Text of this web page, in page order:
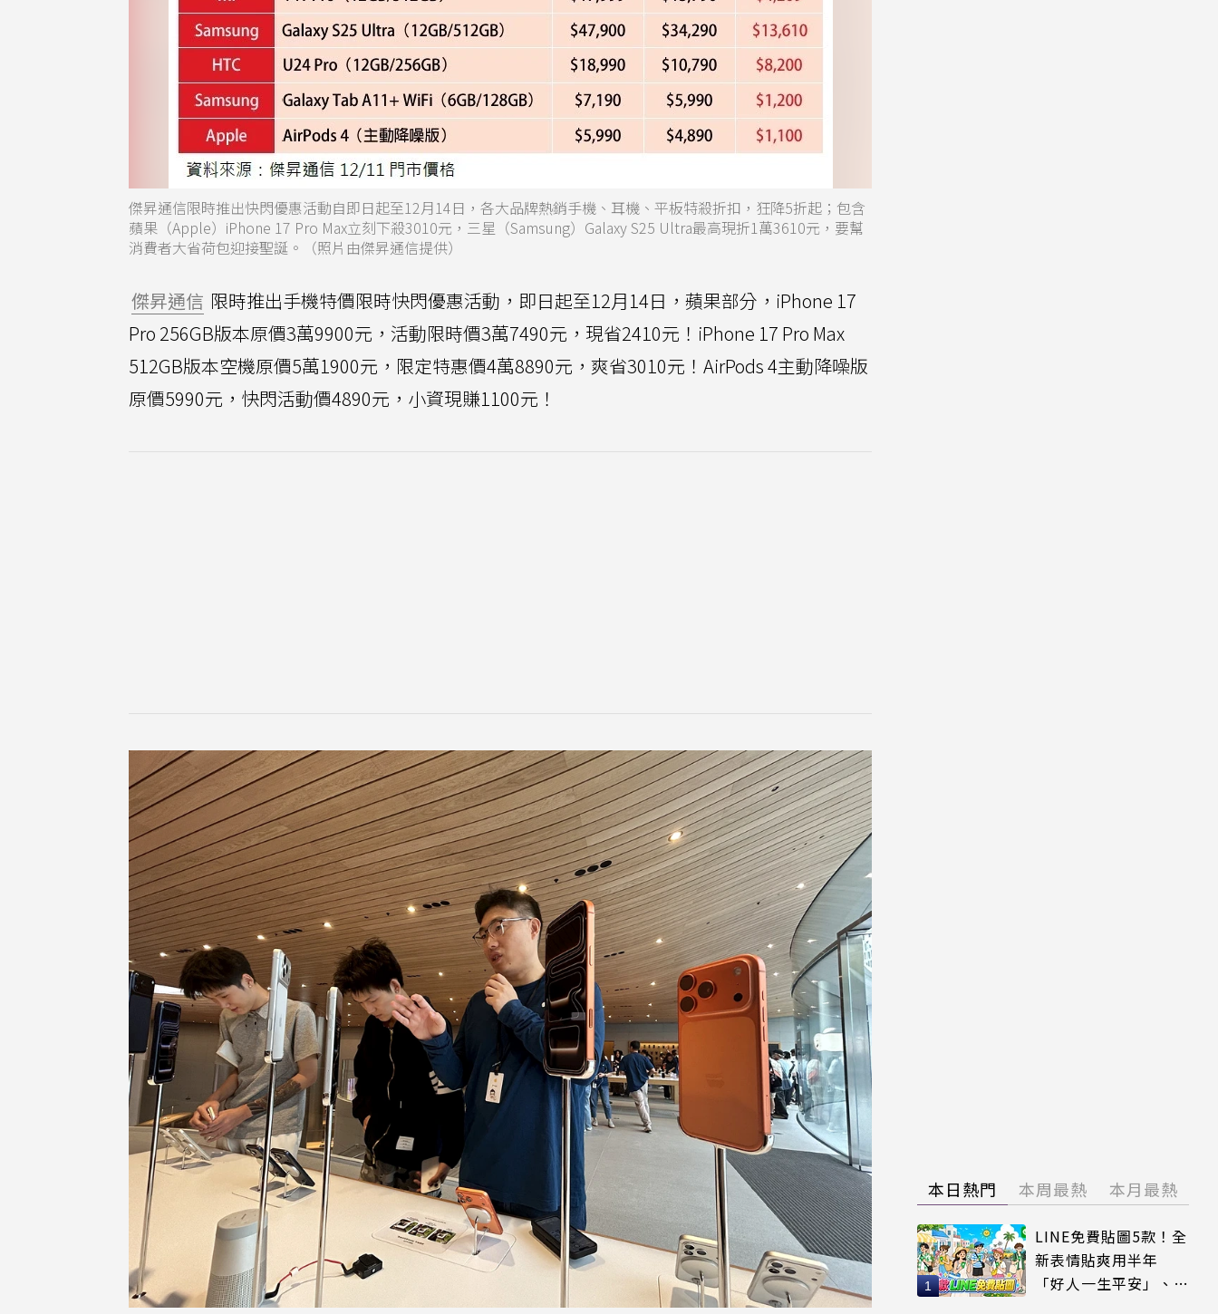
傑昇通信限時推出快閃優惠活動自即日起至12月14日，各大品牌熱銷手機、耳機、平板特殺折扣，狂降5折起；包含
蘋果（Apple）iPhone 17 Pro Max立刻下殺3010元，三星（Samsung）Galaxy S25 Ultra最高現折1萬3610元，要幫
消費者大省荷包迎接聖誕。（照片由傑昇通信提供）
傑昇通信 限時推出手機特價限時快閃優惠活動，即日起至12月14日，蘋果部分，iPhone 17
Pro 256GB版本原價3萬9900元，活動限時價3萬7490元，現省2410元！iPhone 17 Pro Max
512GB版本空機原價5萬1900元，限定特惠價4萬8890元，爽省3010元！AirPods 4主動降噪版
原價5990元，快閃活動價4890元，小資現賺1100元！
本日熱門 本周最熱 本月最熱
LINE免費貼圖5款！全
新表情貼爽用半年
「好人一生平安」、